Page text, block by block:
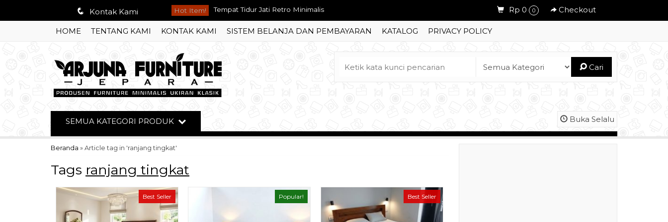
q Kontak Kami Hot Item! Bufet Classic Modern Vintage Luxury
Meja Makan Oval Ukiran Jepara
Lemari Pakaian Jati Minimalis Pintu Kaca
Tempat Tidur Laci Minimalis Kekinian
Sofa Sudut Jati Minimalis Model Baru
Rp 0 0 Checkout
HOME TENTANG KAMI KONTAK KAMI SISTEM BELANJA DAN PEMBAYARAN KATALOG PRIVACY POLICY
Cari
Buka Selalu
SEMUA KATEGORI PRODUK
Beranda » Article tag in 'ranjang tingkat'
Tags ranjang tingkat
Best Seller Popular! Best Seller